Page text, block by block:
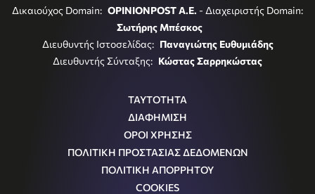
Δικαιούχος Domain: OPINIONPOST A.E. - Διαχειριστής Domain:
Σωτήρης Μπέσκος
Διευθυντής Ιστοσελίδας: Παναγιώτης Ευθυμιάδης
Διευθυντής Σύνταξης: Κώστας Σαρρηκώστας
ΤΑΥΤΟΤΗΤΑ
ΔΙΑΦΗΜΙΣΗ
ΟΡΟΙ ΧΡΗΣΗΣ
ΠΟΛΙΤΙΚΗ ΠΡΟΣΤΑΣΙΑΣ ΔΕΔΟΜΕΝΩΝ
ΠΟΛΙΤΙΚΗ ΑΠΟΡΡΗΤΟΥ
COOKIES